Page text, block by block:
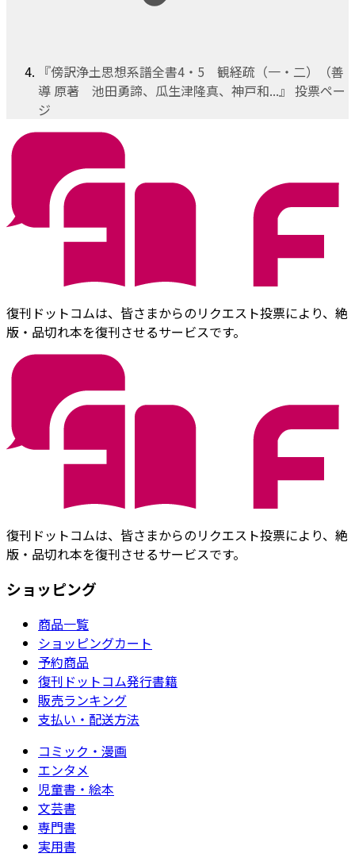
『傍訳浄土思想系譜全書4・5 観経疏（一・二）（善
導 原著 池田勇諦、瓜生津隆真、神戸和...』 投票ペー
ジ
復刊ドットコムは、皆さまからのリクエスト投票により、絶
版・品切れ本を復刊させるサービスです。
復刊ドットコムは、皆さまからのリクエスト投票により、絶
版・品切れ本を復刊させるサービスです。
ショッピング
商品一覧
ショッピングカート
予約商品
復刊ドットコム発行書籍
販売ランキング
支払い・配送方法
コミック・漫画
エンタメ
児童書・絵本
文芸書
専門書
実用書